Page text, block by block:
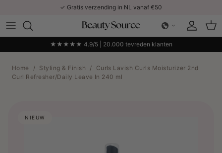
✓ Gratis verzending in NL vanaf €50
Account
★★★★★ 4.9/5 | 20.000 tevreden klanten
Home / Styling & Finish /
Curls Lavish Curls Moisturizer 2nd
Curl Refresher/Daily Leave In 240 ml
NIEUW